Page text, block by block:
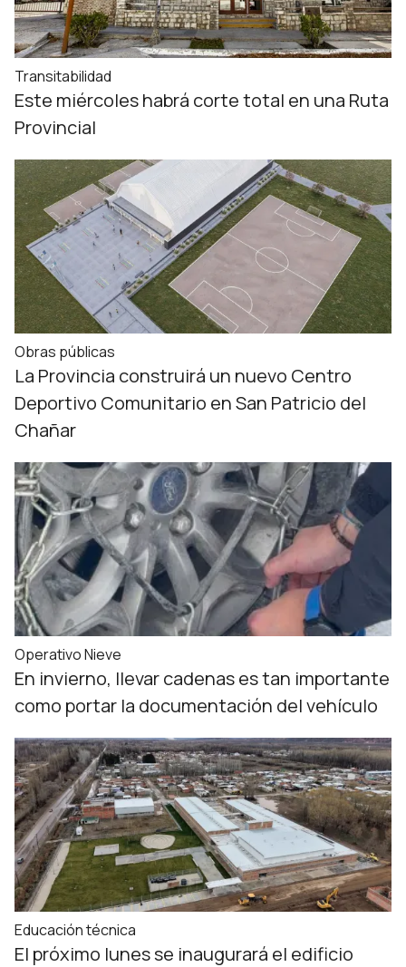
Transitabilidad
Este miércoles habrá corte total en una Ruta
Provincial
Obras públicas
La Provincia construirá un nuevo Centro
Deportivo Comunitario en San Patricio del
Chañar
Operativo Nieve
En invierno, llevar cadenas es tan importante
como portar la documentación del vehículo
Educación técnica
El próximo lunes se inaugurará el edificio